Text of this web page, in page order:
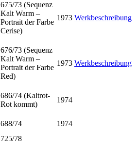
675/73 (Sequenz
Kalt Warm –
Portrait der Farbe
Cerise)
1973 Werkbeschreibung
676/73 (Sequenz
Kalt Warm –
Portrait der Farbe
Red)
1973 Werkbeschreibung
686/74 (Kaltrot-
Rot kommt)
1974
688/74 1974
725/78